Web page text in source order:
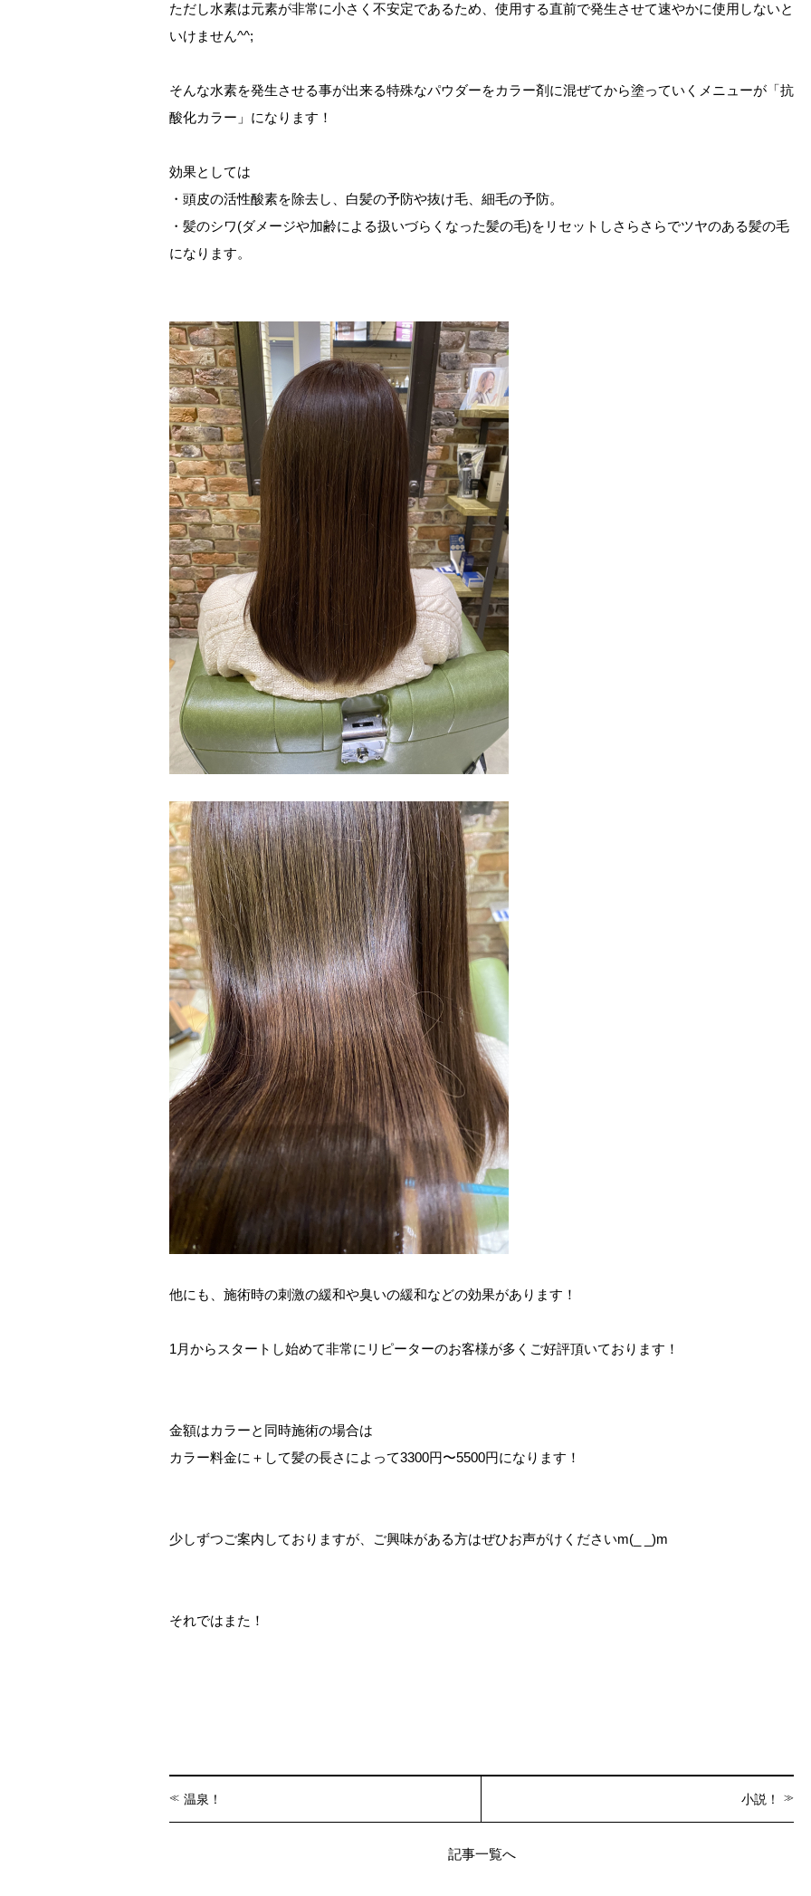
ただし水素は元素が非常に小さく不安定であるため、使用する直前で発生させて速やかに使用しないと
いけません^^;
そんな水素を発生させる事が出来る特殊なパウダーをカラー剤に混ぜてから塗っていくメニューが「抗
酸化カラー」になります！
効果としては
・頭皮の活性酸素を除去し、白髪の予防や抜け毛、細毛の予防。
・髪のシワ(ダメージや加齢による扱いづらくなった髪の毛)をリセットしさらさらでツヤのある髪の毛
になります。
他にも、施術時の刺激の緩和や臭いの緩和などの効果があります！
1月からスタートし始めて非常にリピーターのお客様が多くご好評頂いております！
金額はカラーと同時施術の場合は
カラー料金に＋して髪の長さによって3300円〜5500円になります！
少しずつご案内しておりますが、ご興味がある方はぜひお声がけくださいm(_ _)m
それではまた！
温泉！ 小説！
記事一覧へ